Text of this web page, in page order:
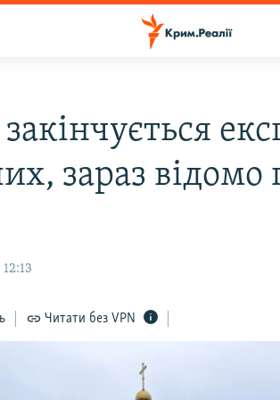
зараз
Читати без VPN